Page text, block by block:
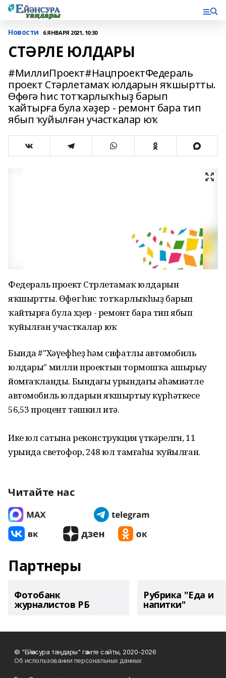
Новости 6 ЯНВАРЯ 2021, 10:30
СТӘРЛЕ ЮЛДАРЫ
#МиллиПроект#НацпроектФедераль
проект Стәрлетамаҡ юлдарын яҡшыртты.
Өфөгә һис тотҡарлыҡһыҙ барып
ҡайтырға була хәҙер - ремонт бара тип
ябып ҡуйылған участкалар юҡ
Федераль проект Стәрлетамаҡ юлдарын
яҡшыртты. Өфөгә һис тотҡарлыҡһыҙ барып
ҡайтырға була хәҙер - ремонт бара тип ябып
ҡуйылған участкалар юҡ
Бында #"Хəүефһеҙ һəм сифатлы автомобиль
юлдары" милли проектын тормошҡа ашырыу
йомғаҡланды. Бындағы урындағы əһəмиəтле
автомобиль юлдарын яҡшыртыу күрһəткесе
56,53 процент тəшкил итə.
Ике юл сатына реконструкция үткəрелгән, 11
урында светофор, 248 юл тамғаһы ҡуйылған.
Читайте нас
Партнеры
Фотобанк
журналистов РБ
Рубрика "Еда и
напитки"
© "Ейәнсура таңдары" гәзите сайты, 2020-2026
Об использовании персональных данных